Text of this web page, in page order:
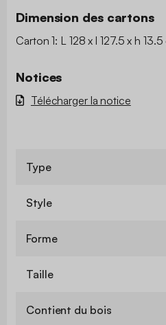
Dimension des cartons
Carton 1: L 128 x l 127.5 x h
Notices
Télécharger la notice
Type
Style
Forme
Taille
Contient du bois